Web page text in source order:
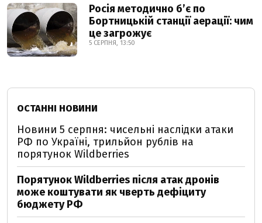
Росія методично б’є по
Бортницькій станції аерації: чим
це загрожує
5 СЕРПНЯ, 13:50
ОСТАННІ НОВИНИ
Новини 5 серпня: чисельні наслідки атаки
РФ по Україні, трильйон рублів на
порятунок Wildberries
Порятунок Wildberries після атак дронів
може коштувати як чверть дефіциту
бюджету РФ